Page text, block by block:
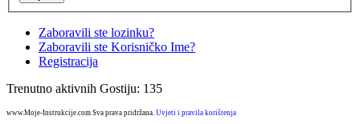
Zaboravili ste lozinku?
Zaboravili ste Korisničko Ime?
Registracija
Trenutno aktivnih Gostiju: 135
www.Moje-Instrukcije.com Sva prava pridržana. Uvjeti i pravila korištenja